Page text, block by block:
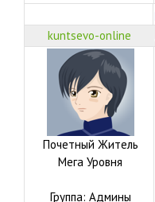
kuntsevo-online
Почетный Житель
Мега Уровня
Группа: Админы